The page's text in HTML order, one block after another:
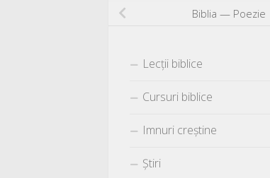
Biblia — Poezie
Lecții biblice
Cursuri biblice
Imnuri creștine
Știri